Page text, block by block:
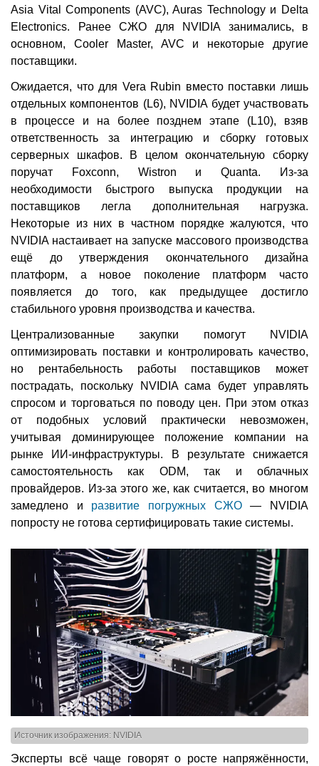
Asia Vital Components (AVC), Auras Technology и Delta
Electronics. Ранее СЖО для NVIDIA занимались, в
основном, Cooler Master, AVC и некоторые другие
поставщики.
Ожидается, что для Vera Rubin вместо поставки лишь
отдельных компонентов (L6), NVIDIA будет участвовать
в процессе и на более позднем этапе (L10), взяв
ответственность за интеграцию и сборку готовых
серверных шкафов. В целом окончательную сборку
поручат Foxconn, Wistron и Quanta. Из-за
необходимости быстрого выпуска продукции на
поставщиков легла дополнительная нагрузка.
Некоторые из них в частном порядке жалуются, что
NVIDIA настаивает на запуске массового производства
ещё до утверждения окончательного дизайна
платформ, а новое поколение платформ часто
появляется до того, как предыдущее достигло
стабильного уровня производства и качества.
Централизованные закупки помогут NVIDIA
оптимизировать поставки и контролировать качество,
но рентабельность работы поставщиков может
пострадать, поскольку NVIDIA сама будет управлять
спросом и торговаться по поводу цен. При этом отказ
от подобных условий практически невозможен,
учитывая доминирующее положение компании на
рынке ИИ-инфраструктуры. В результате снижается
самостоятельность как ODM, так и облачных
провайдеров. Из-за этого же, как считается, во многом
замедлено и развитие погружных СЖО— NVIDIA
попросту не готова сертифицировать такие системы.
Источник изображения: NVIDIA
Эксперты всё чаще говорят о росте напряжённости,